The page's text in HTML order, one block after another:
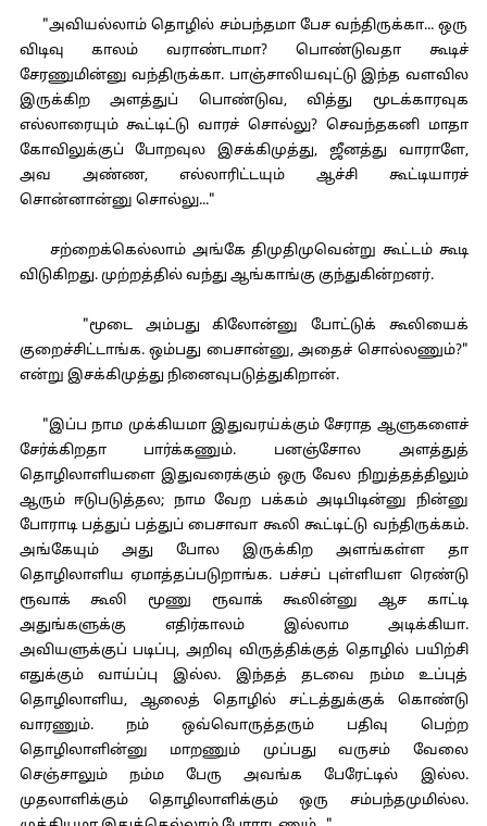
"அவியல்லாம் தொழில் சம்பந்தமா பேச வந்திருக்கா... ஒரு
விடிவு காலம் வராண்டாமா? பொண்டுவதா கூடிச்
சேரணுமின்னு வந்திருக்கா. பாஞ்சாலியவுட்டு இந்த வளவில
இருக்கிற அளத்துப் பொண்டுவ, வித்து மூடக்காரவுக
எல்லாரையும் கூட்டிட்டு வாரச் சொல்லு? செவந்தகனி மாதா
கோவிலுக்குப் போறவுல இசக்கிமுத்து, ஜீனத்து வாராளே,
அவ அண்ண, எல்லாரிட்டயும் ஆச்சி கூட்டியாரச்
சொன்னான்னு சொல்லு..."
சற்றைக்கெல்லாம் அங்கே திமுதிமுவென்று கூட்டம் கூடி
விடுகிறது. முற்றத்தில் வந்து ஆங்காங்கு குந்துகின்றனர்.
"மூடை அம்பது கிலோன்னு போட்டுக் கூலியைக்
குறைச்சிட்டாங்க. ஒம்பது பைசான்னு, அதைச் சொல்லணும்?"
என்று இசக்கிமுத்து நினைவுபடுத்துகிறான்.
"இப்ப நாம முக்கியமா இதுவரய்க்கும் சேராத ஆளுகளைச்
சேர்க்கிறதா பார்க்கணும். பனஞ்சோல அளத்துத்
தொழிலாளியளை இதுவரைக்கும் ஒரு வேல நிறுத்தத்திலும்
ஆரும் ஈடுபடுத்தல; நாம வேற பக்கம் அடிபிடின்னு நின்னு
போராடி பத்துப் பத்துப் பைசாவா கூலி கூட்டிட்டு வந்திருக்கம்.
அங்கேயும் அது போல இருக்கிற அளங்கள்ள தா
தொழிலாளிய ஏமாத்தப்படுறாங்க. பச்சப் புள்ளியள ரெண்டு
ரூவாக் கூலி மூணு ரூவாக் கூலின்னு ஆச காட்டி
அதுங்களுக்கு எதிர்காலம் இல்லாம அடிக்கியா.
அவியளுக்குப் படிப்பு, அறிவு விருத்திக்குத் தொழில் பயிற்சி
எதுக்கும் வாய்ப்பு இல்ல. இந்தத் தடவை நம்ம உப்புத்
தொழிலாளிய, ஆலைத் தொழில் சட்டத்துக்குக் கொண்டு
வாரணும். நம் ஒவ்வொருத்தரும் பதிவு பெற்ற
தொழிலாளின்னு மாறணும் முப்பது வருசம் வேலை
செஞ்சாலும் நம்ம பேரு அவங்க பேரேட்டில் இல்ல.
முதலாளிக்கும் தொழிலாளிக்கும் ஒரு சம்பந்தமுமில்ல.